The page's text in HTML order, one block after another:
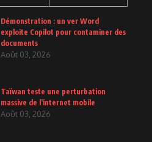
Démonstration : un ver Word
exploite Copilot pour contaminer des
documents
Août 03, 2026
Taïwan teste une perturbation
massive de l’internet mobile
Août 03, 2026